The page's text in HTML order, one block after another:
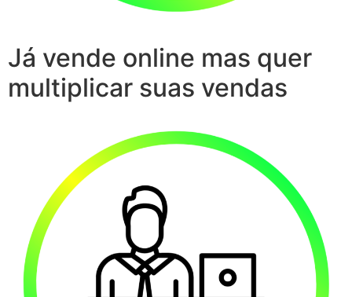
Já vende online mas quer
multiplicar suas vendas